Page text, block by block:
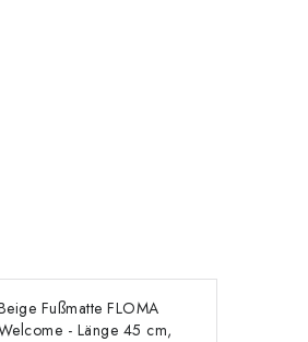
Fußmatte FLOMA
- Länge 45 cm,